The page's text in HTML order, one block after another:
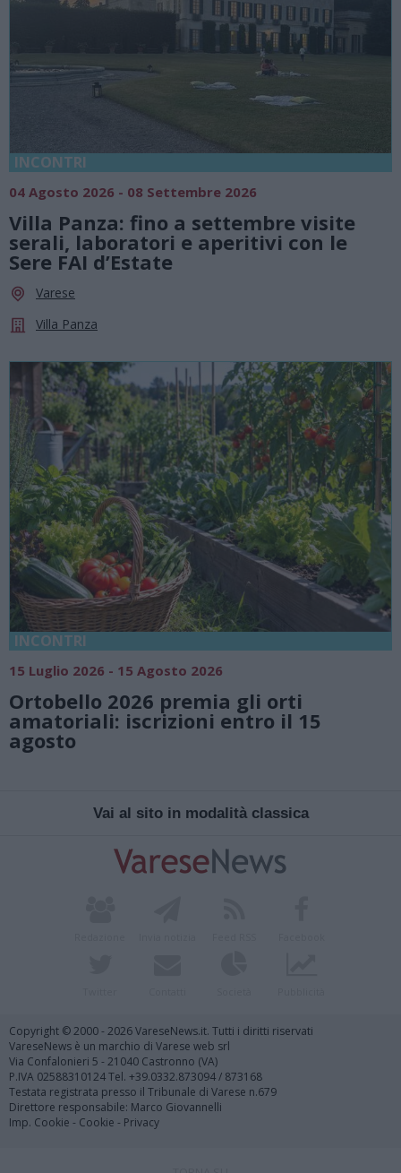
INCONTRI
04 Agosto 2026 - 08 Settembre 2026
Villa Panza: fino a settembre visite
serali, laboratori e aperitivi con le
Sere FAI d’Estate
Varese
Villa Panza
INCONTRI
15 Luglio 2026 - 15 Agosto 2026
Ortobello 2026 premia gli orti
amatoriali: iscrizioni entro il 15
agosto
Vai al sito in modalità classica
Copyright © 2000 - 2026 VareseNews.it. Tutti i diritti riservati
VareseNews è un marchio di Varese web srl
Via Confalonieri 5 - 21040 Castronno (VA)
P.IVA 02588310124 Tel. +39.0332.873094 / 873168
Testata registrata presso il Tribunale di Varese n.679
Direttore responsabile: Marco Giovannelli
Imp. Cookie - Cookie - Privacy